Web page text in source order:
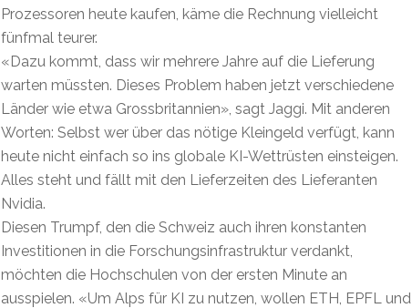
Prozessoren heute kaufen, käme die Rechnung vielleicht
fünfmal teurer.
«Dazu kommt, dass wir mehrere Jahre auf die Lieferung
warten müssten. Dieses Problem haben jetzt verschiedene
Länder wie etwa Grossbritannien», sagt Jaggi. Mit anderen
Worten: Selbst wer über das nötige Kleingeld verfügt, kann
heute nicht einfach so ins globale KI-Wettrüsten einsteigen.
Alles steht und fällt mit den Lieferzeiten des Lieferanten
Nvidia.
Diesen Trumpf, den die Schweiz auch ihren konstanten
Investitionen in die Forschungsinfrastruktur verdankt,
möchten die Hochschulen von der ersten Minute an
ausspielen. «Um Alps für KI zu nutzen, wollen ETH, EPFL und